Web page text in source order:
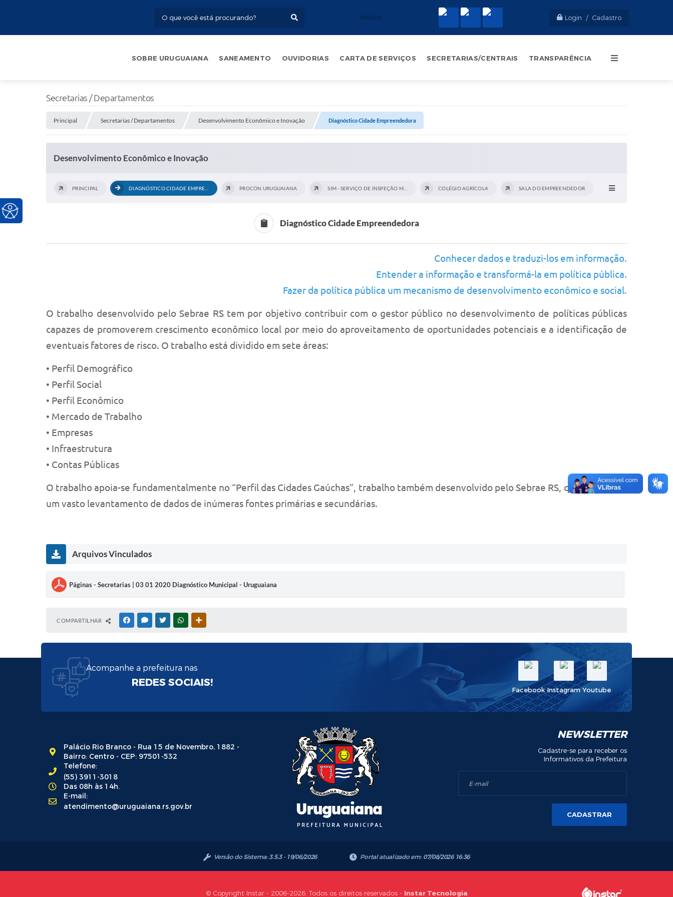
Login / Cadastro
SOBRE URUGUAIANA SANEAMENTO OUVIDORIAS CARTA DE SERVIÇOS SECRETARIAS/CENTRAIS TRANSPARÊNCIA
Secretarias / Departamentos
Principal Secretarias / Departamentos Desenvolvimento Econômico e Inovação Diagnóstico Cidade Empreendedora
Desenvolvimento Econômico e Inovação
PRINCIPAL PROCON URUGUAIANA COLÉGIO AGRÍCOLA SALA DO EMPREENDEDOR
Diagnóstico Cidade Empreendedora
Conhecer dados e traduzi-los em informação.
Entender a informação e transformá-la em política pública.
Fazer da política pública um mecanismo de desenvolvimento econômico e social.
O trabalho desenvolvido pelo Sebrae RS tem por objetivo contribuir com o gestor público no desenvolvimento de políticas públicas
capazes de promoverem crescimento econômico local por meio do aproveitamento de oportunidades potenciais e a identificação de
eventuais fatores de risco. O trabalho está dividido em sete áreas:
• Perfil Demográfico
• Perfil Social
• Perfil Econômico
• Mercado de Trabalho
• Empresas
• Infraestrutura
• Contas Públicas
O trabalho apoia-se fundamentalmente no “Perfil das Cidades Gaúchas”, trabalho também desenvolvido pelo Sebrae RS, que conta com
um vasto levantamento de dados de inúmeras fontes primárias e secundárias.
Arquivos Vinculados
Páginas - Secretarias | 03 01 2020 Diagnóstico Municipal - Uruguaiana
COMPARTILHAR FACEBOOKMESSENGER
TWITTERWHATSAPP
Acompanhe a prefeitura nas
REDES SOCIAIS!
Facebook Instagram Youtube
Palácio Rio Branco - Rua 15 de Novembro, 1882 -
Bairro: Centro - CEP: 97501-532
Telefone:
(55) 3911-3018
Das 08h às 14h.
E-mail:
atendimento@uruguaiana.rs.gov.br
NEWSLETTER
Cadastre-se para receber os
Informativos da Prefeitura
CADASTRAR
Versão do Sistema:3.5.3 - 19/06/2026 Portal atualizado em: 07/08/2026 16:36
© Copyright Instar - 2006-2026. Todos os direitos reservados - Instar Tecnologia